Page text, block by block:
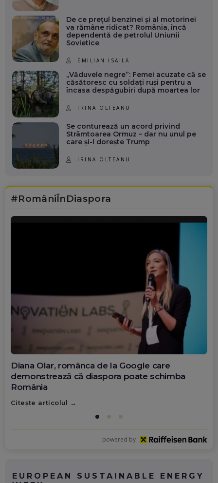
De ce prețul benzinei și al motorinei
va rămâne ridicat? România, încă
dependentă de petrolul Uniunii
Sovietice
EMILIAN ISAILĂ
„Văduvele negre”: Femei acuzate că se
căsătoresc cu soldați ruși pentru a
încasa despăgubiri după moartea lor
IRINA OLTEANU
Se conturează un acord privind
Strâmtoarea Ormuz – dar nu unul pe
care și-l dorește Trump
IRINA OLTEANU
#RomâniÎnDiaspora
Diana Olar, românca de la Google care
demonstrează că diaspora poate schimba
România
Citește articolul
powered by
EUROPEAN SUSTAINABLE ENERGY